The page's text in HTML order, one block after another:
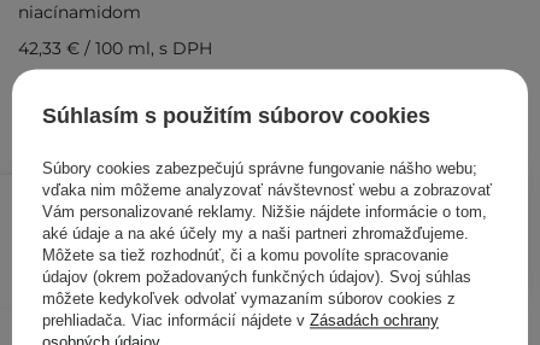
12,70 € /ks
PRIDAŤ DO KOŠÍKA
niacínamidom
42,33 € / 100 ml, s DPH
Kód výrobku: 19856
Kontrolovali aj ďalší zákazníci
Súhlasím s použitím súborov cookies
Súbory cookies zabezpečujú správne fungovanie nášho webu;
vďaka nim môžeme analyzovať návštevnosť webu a zobrazovať
Vám personalizované reklamy. Nižšie nájdete informácie o tom,
aké údaje a na aké účely my a naši partneri zhromažďujeme.
Môžete sa tiež rozhodnúť, či a komu povolíte spracovanie
údajov (okrem požadovaných funkčných údajov). Svoj súhlas
môžete kedykoľvek odvolať vymazaním súborov cookies z
prehliadača. Viac informácií nájdete v Zásadách ochrany